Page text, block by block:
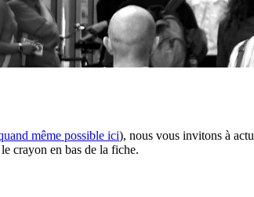
même possible ici), nous vous invitons à
crayon en bas de la fiche.